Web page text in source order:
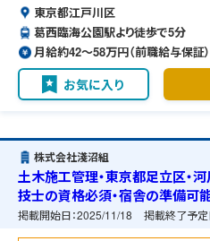
東京都江戸川区
葛西臨海公園駅より徒歩で5分
月給約42〜58万円（前職給与保証）
お気に入り
株式会社淺沼組
土木施工管理・東京都足立区・
技士の資格必須・宿舎の準備可
掲載開始日：2025/11/18 掲載終了予定